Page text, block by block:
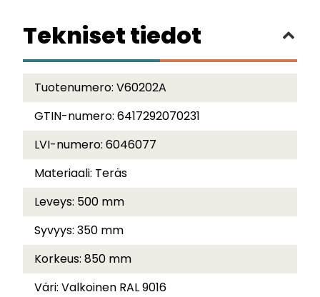
Tekniset tiedot
Tuotenumero: V60202A
GTIN-numero: 6417292070231
LVI-numero: 6046077
Materiaali: Teräs
Leveys: 500 mm
Syvyys: 350 mm
Korkeus: 850 mm
Väri: Valkoinen RAL 9016